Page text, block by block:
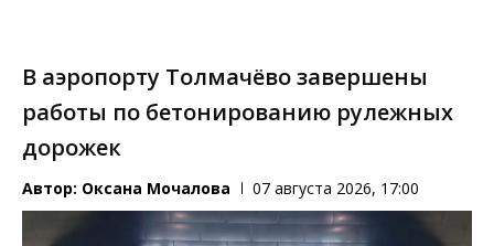
В аэропорту Толмачёво завершены
работы по бетонированию рулежных
дорожек
Автор: Оксана Мочалова 07 августа 2026, 17:00